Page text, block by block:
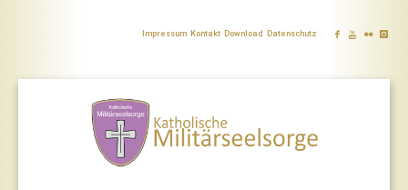
Impressum Kontakt Download Datenschutz